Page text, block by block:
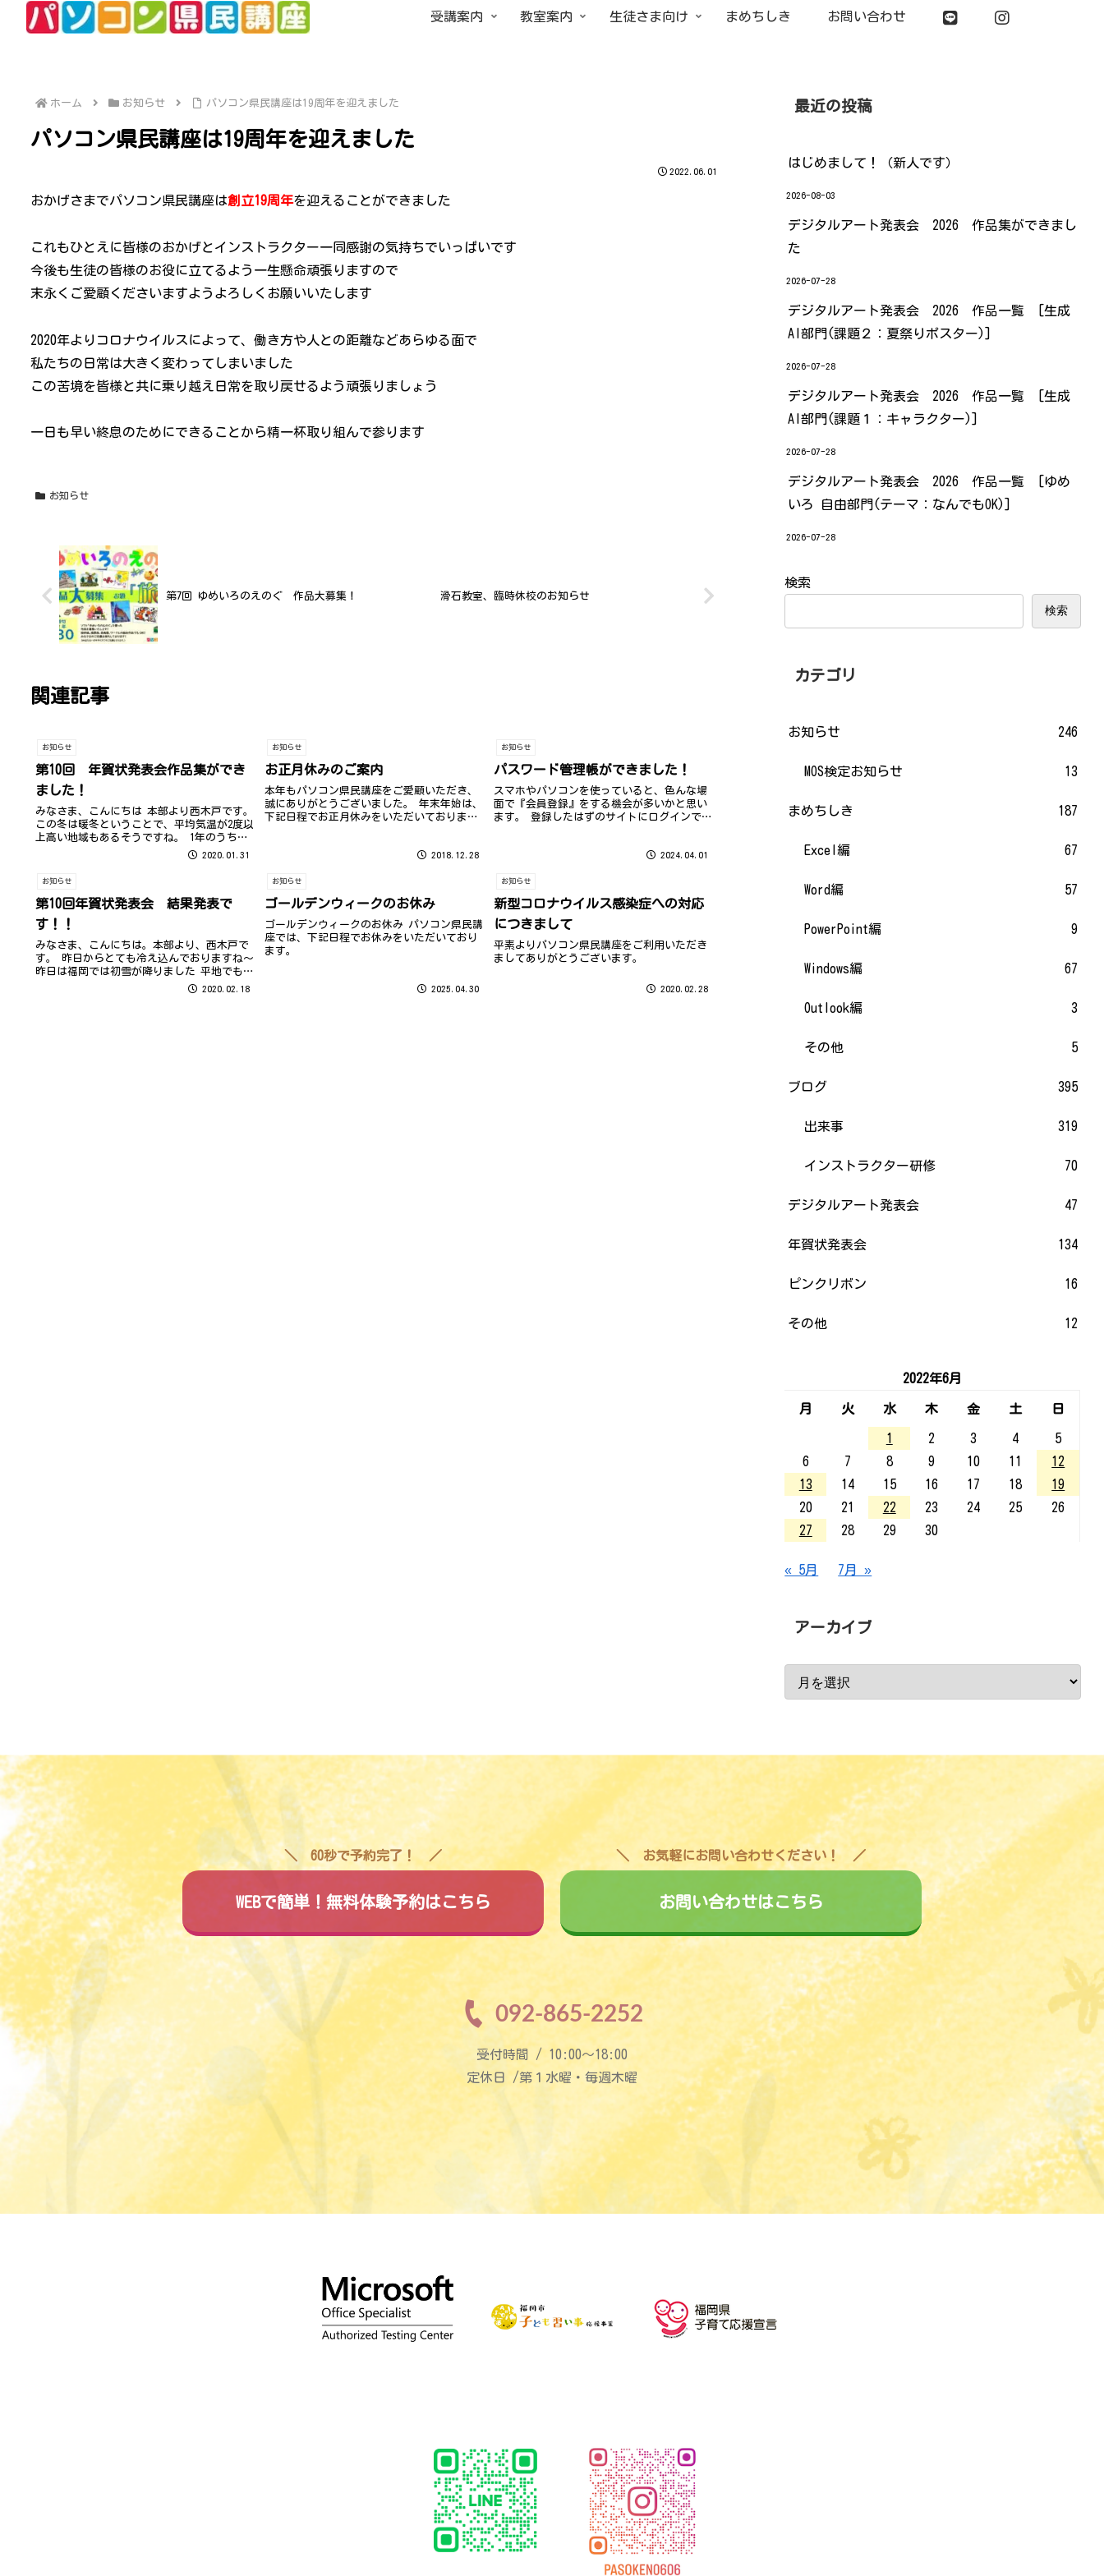
受講案内 教室案内 生徒さま向け まめちしき お問い合わせ
ホーム お知らせ パソコン県民講座は19周年を迎えました
パソコン県民講座は19周年を迎えました
2022.06.01
おかげさまでパソコン県民講座は創立19周年を迎えることができました
これもひとえに皆様のおかげとインストラクター一同感謝の気持ちでいっぱいです
今後も生徒の皆様のお役に立てるよう一生懸命頑張りますので
末永くご愛顧くださいますようよろしくお願いいたします
2020年よりコロナウイルスによって、働き方や人との距離などあらゆる面で
私たちの日常は大きく変わってしまいました
この苦境を皆様と共に乗り越え日常を取り戻せるよう頑張りましょう
一日も早い終息のためにできることから精一杯取り組んで参ります
お知らせ
第7回 ゆめいろのえのぐ 作品大募集！ 滑石教室、臨時休校のお知らせ
関連記事
お知らせ
第10回 年賀状発表会作品集ができ
ました！
みなさま、こんにちは 本部より西木戸です。
この冬は暖冬ということで、平均気温が2度以
上高い地域もあるそうですね。 1年のうちで
一番寒いと言われる「大寒」の1月20日も平均
「冬日（最低気温0度未満）」...
2020.01.31
お知らせ
お正月休みのご案内
本年もパソコン県民講座をご愛顧いただき、
誠にありがとうございました。 年末年始は、
下記日程でお正月休みをいただいておりま
2018.12.28
お知らせ
パスワード管理帳ができました！
スマホやパソコンを使っていると、色んな場
面で『会員登録』をする機会が多いかと思い
ます。 登録したはずのサイトにログインでき
アドレスが分からなくなった…」 「...
2024.04.01
お知らせ
第10回年賀状発表会 結果発表で
す！！
みなさま、こんにちは。本部より、西木戸で
す。 昨日からとても冷え込んでおりますね～
昨日は福岡では初雪が降りました 平地でも積
雪10㎝という予報も出ていたので心配してお
2020.02.18
お知らせ
ゴールデンウィークのお休み
ゴールデンウィークのお休み パソコン県民講
座では、下記日程でお休みをいただいており
ます。
2025.04.30
お知らせ
新型コロナウイルス感染症への対応
につきまして
平素よりパソコン県民講座をご利用いただき
ましてありがとうございます。
2020.02.28
最近の投稿
はじめまして！（新人です）
2026-08-03
デジタルアート発表会 2026 作品集ができまし
た
2026-07-28
デジタルアート発表会 2026 作品一覧 [生成
AI部門(課題２：夏祭りポスター)]
2026-07-28
デジタルアート発表会 2026 作品一覧 [生成
AI部門(課題１：キャラクター)]
2026-07-28
デジタルアート発表会 2026 作品一覧 [ゆめ
いろ 自由部門(テーマ：なんでもOK)]
2026-07-28
検索
検索
カテゴリ
お知らせ 246
MOS検定お知らせ 13
まめちしき 187
Excel編 67
Word編 57
PowerPoint編 9
Windows編 67
Outlook編 3
その他 5
ブログ 395
出来事 319
インストラクター研修 70
デジタルアート発表会 47
年賀状発表会 134
ピンクリボン 16
その他 12
2022年6月
月 火 水 木 金 土 日
1 2 3 4
5
6
7 8 9 10 11
12
13
14 15 16 17 18
19
20
21 22 23 24 25
26
27
28 29 30
« 5月 7月 »
アーカイブ
60秒で予約完了！
WEBで簡単！無料体験予約はこちら
お気軽にお問い合わせください！
お問い合わせはこちら
092-865-2252
受付時間 / 10:00〜18:00
定休日 /第１水曜・毎週木曜